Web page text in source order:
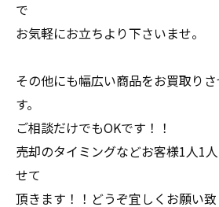
で
お気軽にお立ちより下さいませ。
その他にも幅広い商品をお買取り
す。
ご相談だけでもOKです！！
売却のタイミングなどお客様1人1
せて
頂きます！！どうぞ宜しくお願い致